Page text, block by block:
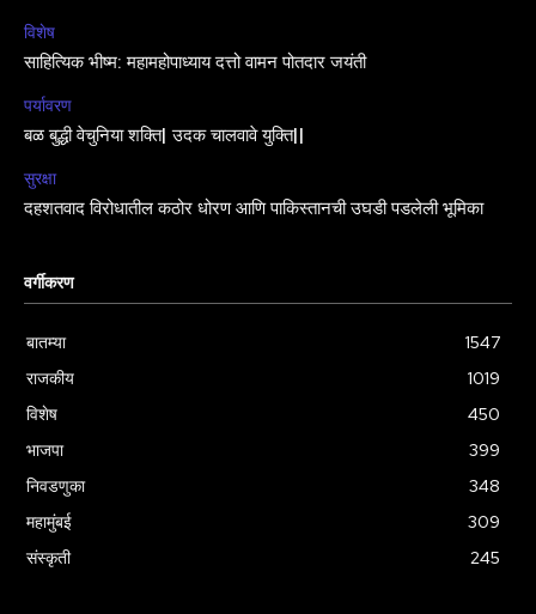
विशेष
साहित्यिक भीष्म: महामहोपाध्याय दत्तो वामन पोतदार जयंती
पर्यावरण
बळ बुद्धी वेचुनिया शक्ति| उदक चालवावे युक्ति||
सुरक्षा
दहशतवाद विरोधातील कठोर धोरण आणि पाकिस्तानची उघडी पडलेली भूमिका
वर्गीकरण
बातम्या
1547
राजकीय
1019
विशेष
450
भाजपा
399
निवडणुका
348
महामुंबई
309
संस्कृती
245